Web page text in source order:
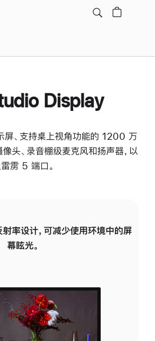
Display
、支持桌上视角功能的 1200 万
、录音棚级麦克风和扬声器，以
雷雳 5 端口。
率设计，可减少使用环境中的屏
幕眩光。